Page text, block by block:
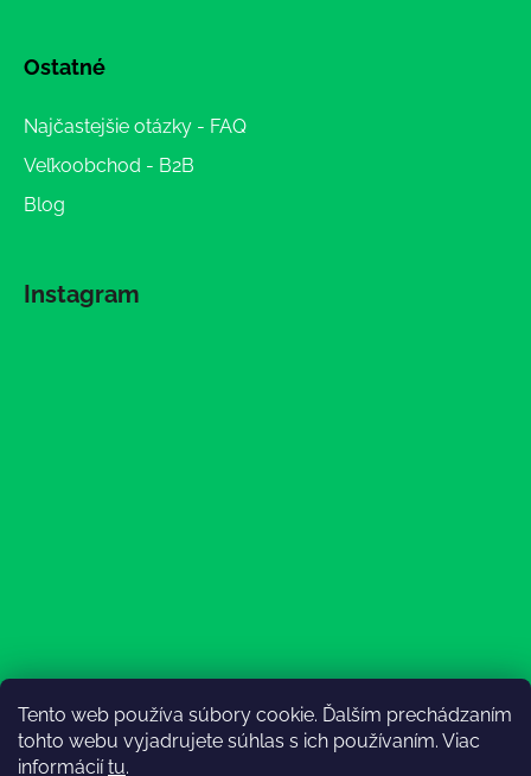
Tento web používa súbory cookie. Ďalším prechádzaním
tohto webu vyjadrujete súhlas s ich používaním. Viac
informáciítu.
Ostatné
Najčastejšie otázky - FAQ
Veľkoobchod - B2B
Blog
Instagram
Sledovať na Instagrame